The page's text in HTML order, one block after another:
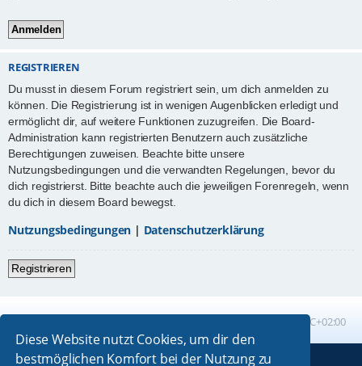
Diese Website nutzt Cookies, um dir den
bestmöglichen Komfort bei der Nutzung zu
REGISTRIEREN
Du musst in diesem Forum registriert sein, um dich anmelden zu
können. Die Registrierung ist in wenigen Augenblicken erledigt und
ermöglicht dir, auf weitere Funktionen zuzugreifen. Die Board-
Administration kann registrierten Benutzern auch zusätzliche
Berechtigungen zuweisen. Beachte bitte unsere
Nutzungsbedingungen und die verwandten Regelungen, bevor du
dich registrierst. Bitte beachte auch die jeweiligen Forenregeln, wenn
du dich in diesem Board bewegst.
Nutzungsbedingungen | Datenschutzerklärung
Registrieren
UTC+02:00